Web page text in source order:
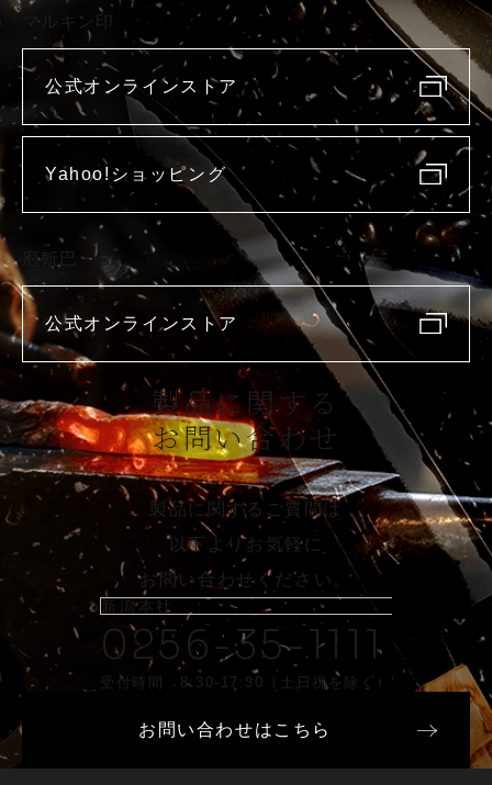
マルキン印
公式オンラインストア
Yahoo!ショッピング
庖斬巴
公式オンラインストア
製品に関する
お問い合わせ
製品に関するご質問は
以下よりお気軽に
お問い合わせください。
新潟本社
0256-35-1111
受付時間 8:30-17:30（土日祝を除く）
お問い合わせはこちら